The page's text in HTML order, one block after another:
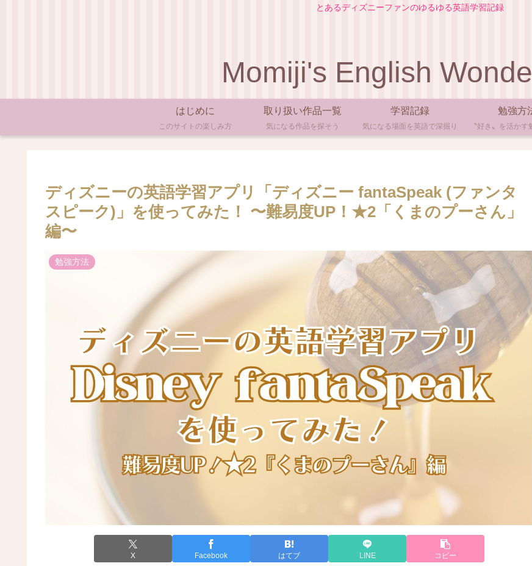
とあるディズニーファンのゆるゆる英語学習記録
Momiji's English
はじめに
このサイトの楽しみ方
取り扱い作品一覧
気になる作品を探そう
学習記録
気になる場面を英語で深掘り
勉強方
〝好き〟を活かす
ディズニーの英語学習アプリ「ディズニー fantaSpeak (ファンタ
スピーク)」を使ってみた！ 〜難易度UP！★2「くまのプーさん」
編〜
勉強方法
X Facebook はてブ LINE コピー